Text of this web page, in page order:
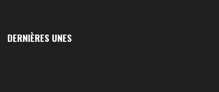
DERNIÈRES UNES